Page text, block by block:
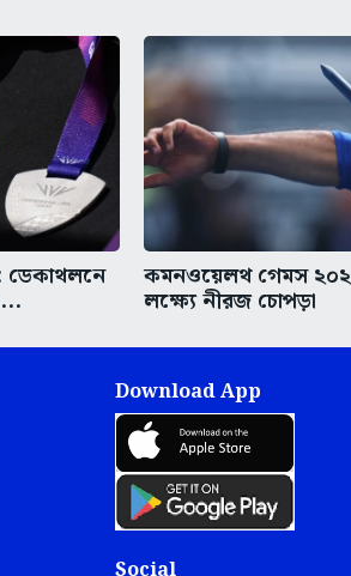
কমনওয়েলথ গেমস
লক্ষ্যে নীরজ চোপড়া
Download App